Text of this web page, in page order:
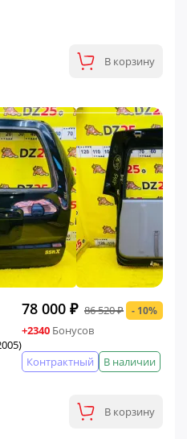
В корзину
78 000 ₽ 86 520 ₽ - 10%
+2340 Бонусов
В наличии
Контрактный
В корзину